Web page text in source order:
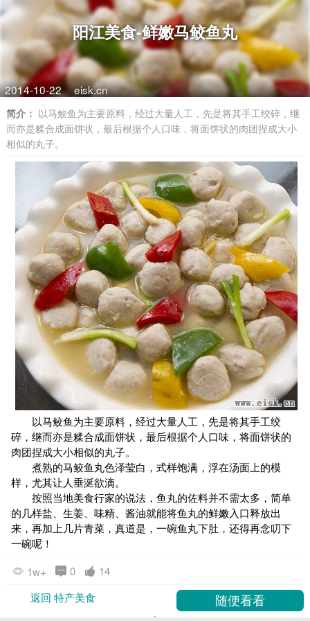
阳江美食-鲜嫩马鲛鱼丸
2014-10-22 eisk.cn
简介： 以马鲛鱼为主要原料，经过大量人工，先是将其手工绞碎，继
而亦是糅合成面饼状，最后根据个人口味，将面饼状的肉团捏成大小
相似的丸子。
以马鲛鱼为主要原料，经过大量人工，先是将其手工绞
碎，继而亦是糅合成面饼状，最后根据个人口味，将面饼状的
肉团捏成大小相似的丸子。
煮熟的马鲛鱼丸色泽莹白，式样饱满，浮在汤面上的模
样，尤其让人垂涎欲滴。
按照当地美食行家的说法，鱼丸的佐料并不需太多，简单
的几样盐、生姜、味精、酱油就能将鱼丸的鲜嫩入口释放出
来，再加上几片青菜，真道是，一碗鱼丸下肚，还得再念叨下
一碗呢！
1w+
0
14
返回 特产美食